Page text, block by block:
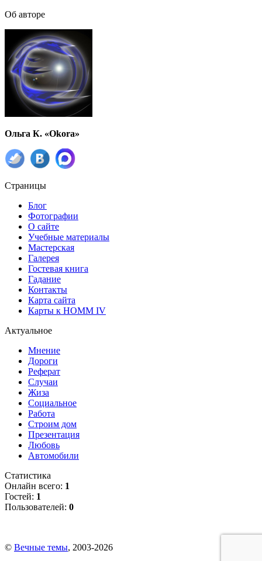
Об авторе
Ольга К. «Okora»
Страницы
Блог
Фотографии
О сайте
Учебные материалы
Мастерская
Галерея
Гостевая книга
Гадание
Контакты
Карта сайта
Карты к HOMM IV
Актуальное
Мнение
Дороги
Реферат
Случаи
Жиза
Социальное
Работа
Строим дом
Презентация
Любовь
Автомобили
Статистика
Онлайн всего: 1
Гостей: 1
Пользователей: 0
© Вечные темы, 2003-2026